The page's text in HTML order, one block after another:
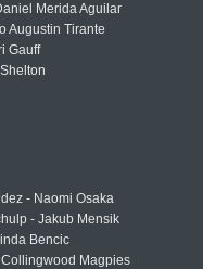
Merida Aguilar
Augustin Tirante
Gauff
- Naomi Osaka
- Jakub Mensik
Bencic
Magpies